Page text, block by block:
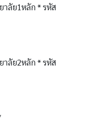
าลัย1หลัก * รหัส
าลัย2หลัก * รหัส